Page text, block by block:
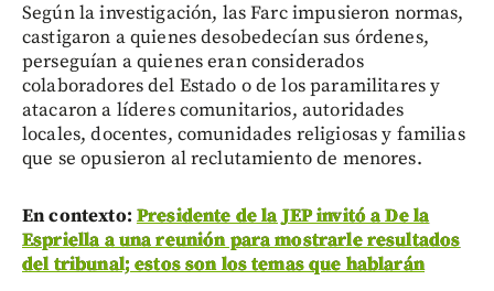
Según la investigación, las Farc impusieron normas,
castigaron a quienes desobedecían sus órdenes,
perseguían a quienes eran considerados
colaboradores del Estado o de los paramilitares y
atacaron a líderes comunitarios, autoridades
locales, docentes, comunidades religiosas y familias
que se opusieron al reclutamiento de menores.
En contexto: Presidente de la JEP invitó a De la
Espriella a una reunión para mostrarle resultados
del tribunal; estos son los temas que hablarán